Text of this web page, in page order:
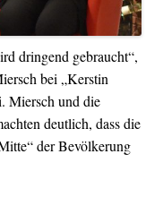
dringend gebraucht“,
bei „Kerstin
Miersch und die
deutlich, dass die
der Bevölkerung